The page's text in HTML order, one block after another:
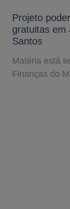
Projeto
gratuitas em
Santos
Matéria está
Finanças do